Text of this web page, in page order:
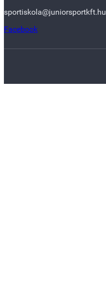
sportiskola@juniorsportkft.hu
Facebook